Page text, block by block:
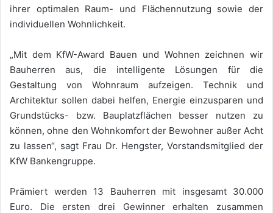
ihrer optimalen Raum- und Flächennutzung sowie der
individuellen Wohnlichkeit.
„Mit dem KfW-Award Bauen und Wohnen zeichnen wir
Bauherren aus, die intelligente Lösungen für die
Gestaltung von Wohnraum aufzeigen. Technik und
Architektur sollen dabei helfen, Energie einzusparen und
Grundstücks- bzw. Bauplatzflächen besser nutzen zu
können, ohne den Wohnkomfort der Bewohner außer Acht
zu lassen“, sagt Frau Dr. Hengster, Vorstandsmitglied der
KfW Bankengruppe.
Prämiert werden 13 Bauherren mit insgesamt 30.000
Euro. Die ersten drei Gewinner erhalten zusammen